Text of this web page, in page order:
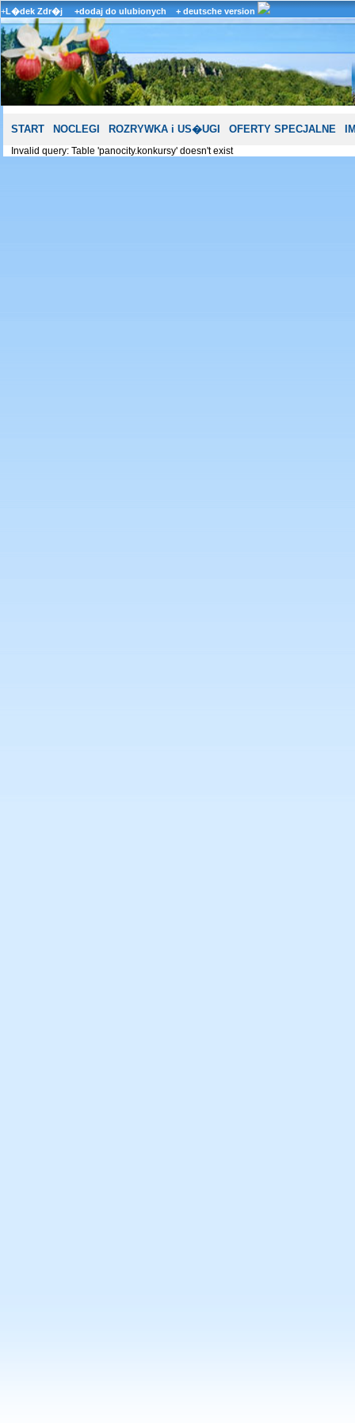
+L�dek Zdr�j +dodaj do ulubionych + deutsche version
START NOCLEGI ROZRYWKA i US�UGI OFERTY SPECJALNE
Invalid query: Table 'panocity.konkursy' doesn't exist